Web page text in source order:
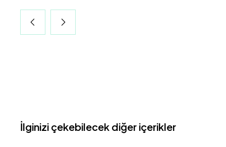
İlginizi çekebilecek diğer içerikler